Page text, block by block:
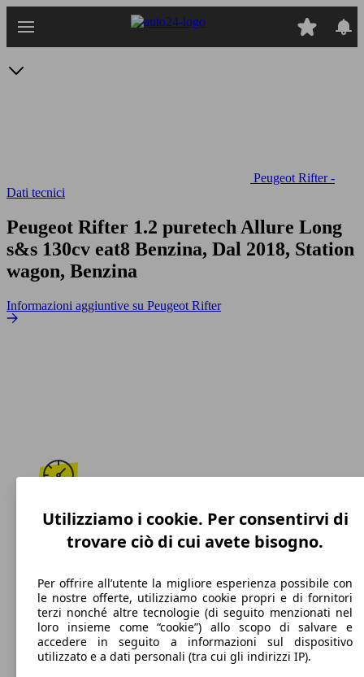
Peugeot Rifter -
Dati tecnici
Peugeot Rifter 1.2 puretech Allure Long
s&s 130cv eat8 Benzina, Dal 2018, Station
wagon, Benzina
Informazioni aggiuntive su Peugeot Rifter
200 km/h
Velocità massima
Benzina
Carburante
Utilizziamo i cookie. Per consentirvi di
trovare ciò di cui avete bisogno.
Per offrire all’utente la migliore esperienza possibile con
le nostre offerte, utilizziamo cookie propri e di fornitori
terzi nonché altre tecnologie (di seguito menzionati nel
loro insieme come “cookie”) allo scopo di salvare e
accedere in seguito a informazioni sul dispositivo
utilizzato e a dati personali (tra cui gli indirizzi IP).